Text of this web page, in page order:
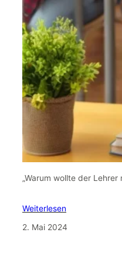
„Warum wollte der
Weiterlesen
2. Mai 2024